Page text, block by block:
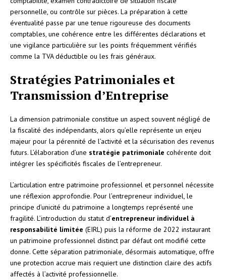
personnelle, ou contrôle sur pièces. La préparation à cette
éventualité passe par une tenue rigoureuse des documents
comptables, une cohérence entre les différentes déclarations et
une vigilance particulière sur les points fréquemment vérifiés
comme la TVA déductible ou les frais généraux.
Stratégies Patrimoniales et
Transmission d’Entreprise
La dimension patrimoniale constitue un aspect souvent négligé de
la fiscalité des indépendants, alors qu’elle représente un enjeu
majeur pour la pérennité de l’activité et la sécurisation des revenus
futurs. L’élaboration d’une stratégie patrimoniale cohérente doit
intégrer les spécificités fiscales de l’entrepreneur.
L’articulation entre patrimoine professionnel et personnel nécessite
une réflexion approfondie. Pour l’entrepreneur individuel, le
principe d’unicité du patrimoine a longtemps représenté une
fragilité. L’introduction du statut d’entrepreneur individuel à
responsabilité limitée (EIRL) puis la réforme de 2022 instaurant
un patrimoine professionnel distinct par défaut ont modifié cette
donne. Cette séparation patrimoniale, désormais automatique, offre
une protection accrue mais requiert une distinction claire des actifs
affectés à l’activité professionnelle.